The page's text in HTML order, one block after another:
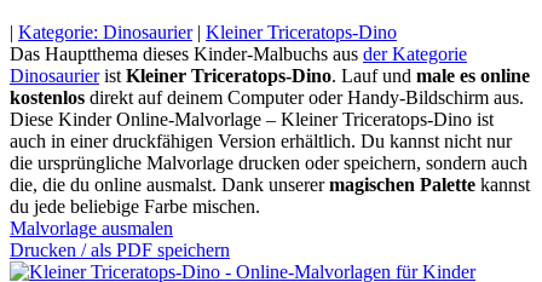
| Kategorie: Dinosaurier| Kleiner Triceratops-Dino
Das Hauptthema dieses Kinder-Malbuchs aus der Kategorie
DinosaurieristKleiner Triceratops-Dino. Lauf und male es online
kostenlos direkt auf deinem Computer oder Handy-Bildschirm aus.
Diese Kinder Online-Malvorlage – Kleiner Triceratops-Dino ist
auch in einer druckfähigen Version erhältlich. Du kannst nicht nur
die ursprüngliche Malvorlage drucken oder speichern, sondern auch
die, die du online ausmalst. Dank unserermagischen Palette kannst
du jede beliebige Farbe mischen.
Malvorlage ausmalen
Drucken / als PDF speichern